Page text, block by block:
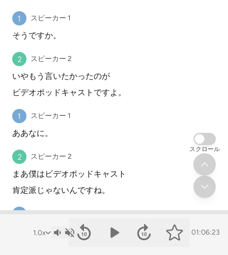
スピーカー 1
そうですか。
スピーカー 2
いやもう言いたかったのが
ビデオポッドキャストですよ。
スピーカー 1
ああなに。
スピーカー 2
まあ僕はビデオポッドキャスト
肯定派じゃないんですね。
そうね。
01:06:23
スクロール